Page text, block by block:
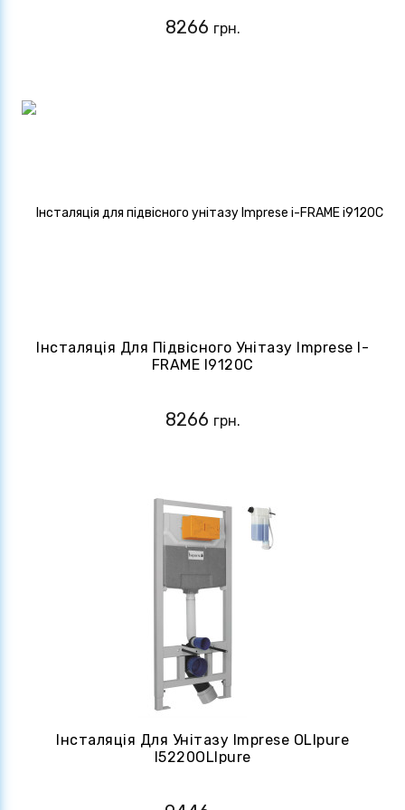
8266 грн.
Інсталяція Для Підвісного Унітазу Imprese I-
FRAME I9120C
8266 грн.
Інсталяція Для Унітазу Imprese OLIpure
I5220OLIpure